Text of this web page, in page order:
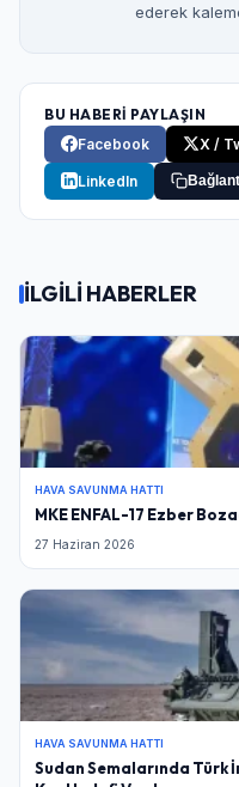
ederek
BU HABERİ PAYLAŞIN
Facebook
X /
LinkedIn
İLGİLİ HABERLER
HAVA SAVUNMA HATTI
MKE ENFAL-17 Ezber
27 Haziran 2026
HAVA SAVUNMA HATTI
Sudan Semalarında Türk
Şifre